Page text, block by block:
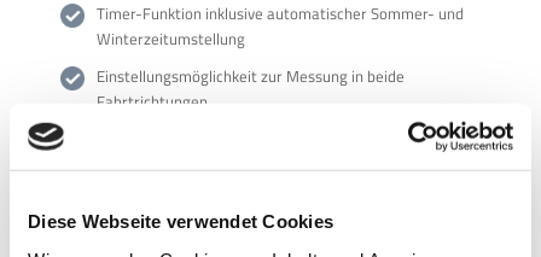
Diese Webseite verwendet Cookies
Timer-Funktion inklusive automatischer Sommer- und
Winterzeitumstellung
Einstellungsmöglichkeit zur Messung in beide
Fahrtrichtungen
Für Rückfragen stehen wir Ihnen gerne telefonisch zur